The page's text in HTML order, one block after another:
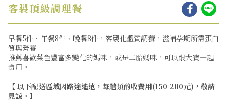
客製頂級調理餐
分
享
到
facebook(
開
視
窗)
分
享
到
開
視
窗)
早餐5件、午餐8件、晚餐8件，客製化體質調養，滋補孕期所需蛋白
質與營養
推薦喜歡菜色豐富多變化的媽咪，或是二胎媽咪，可以跟大寶一起
食用。
【 以下配送區域因路途遙遠，每趟須酌收費用(150-200元)，敬請
見諒。】